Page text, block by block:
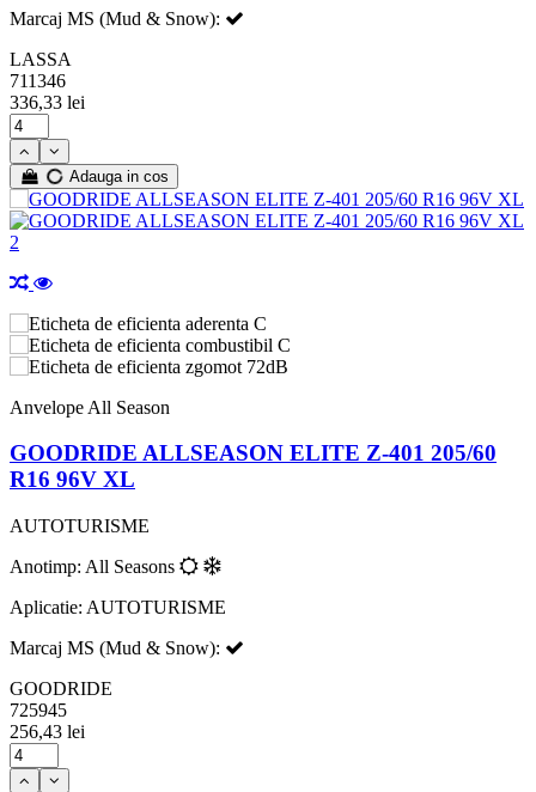
Marcaj MS (Mud & Snow):
LASSA
711346
336,33 lei
Adauga in cos
C
C
72dB
Anvelope All Season
GOODRIDE ALLSEASON ELITE Z-401 205/60
R16 96V XL
AUTOTURISME
Anotimp: All Seasons
Aplicatie: AUTOTURISME
Marcaj MS (Mud & Snow):
GOODRIDE
725945
256,43 lei